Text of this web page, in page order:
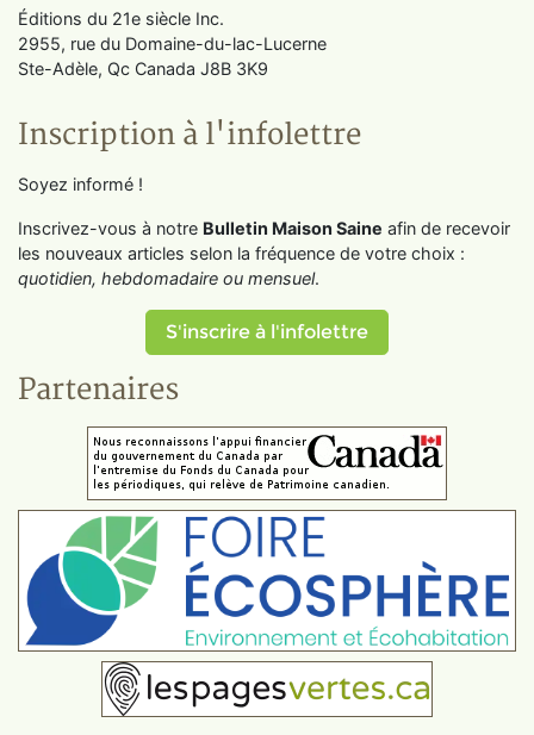
Éditions du 21e siècle Inc.
2955, rue du Domaine-du-lac-Lucerne
Ste-Adèle, Qc Canada J8B 3K9
Inscription à l'infolettre
Soyez informé !
Inscrivez-vous à notre Bulletin Maison Saine afin de recevoir
les nouveaux articles selon la fréquence de votre choix :
quotidien, hebdomadaire ou mensuel.
S'inscrire à l'infolettre
Partenaires